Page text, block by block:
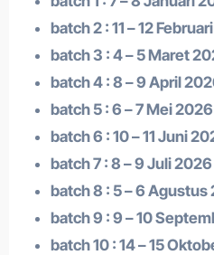
batch 2 : 11 – 12
batch 3 : 4 – 5 Maret
batch 4 : 8 – 9 April
batch 5 : 6 – 7 Mei 2026
batch 6 : 10 – 11 Juni
batch 7 : 8 – 9 Juli 2026
batch 8 : 5 – 6 Agustus
batch 9 : 9 – 10
batch 10 : 14 – 15